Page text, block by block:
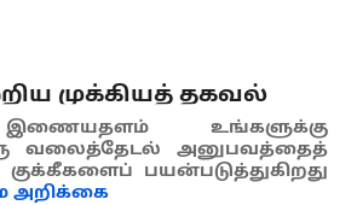
முக்கியத் தகவல்
உங்களுக்கு
வலைத்தேடல் அனுபவத்தைத்
குக்கீகளைப் பயன்படுத்துகிறது
அறிக்கை